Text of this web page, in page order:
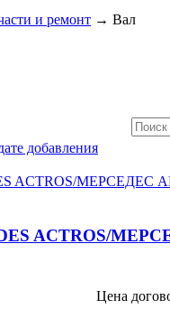
и ремонт → Вал
добавления
ACTROS/
Цена